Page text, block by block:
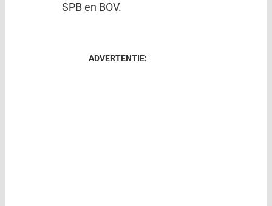
SPB en BOV.
ADVERTENTIE: